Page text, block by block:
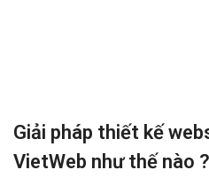
Giải pháp thiết kế
VietWeb như thế nào ?